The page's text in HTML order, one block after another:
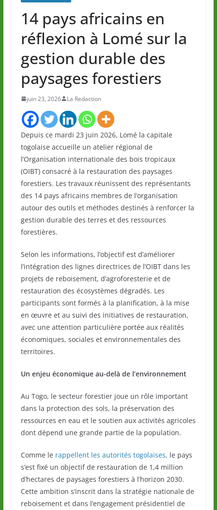
14 pays africains en
réflexion à Lomé sur la
gestion durable des
paysages forestiers
juin 23, 2026 La Redaction
Depuis ce mardi 23 juin 2026, Lomé la capitale
togolaise accueille un atelier régional de
l’Organisation internationale des bois tropicaux
(OIBT) consacré à la restauration des paysages
forestiers. Les travaux réunissent des représentants
des 14 pays africains membres de l’organisation
autour des outils et méthodes destinés à renforcer la
gestion durable des terres et des ressources
forestières.
Selon les informations, l’objectif est d’améliorer
l’intégration des lignes directrices de l’OIBT dans les
projets de reboisement, d’agroforesterie et de
restauration des écosystèmes dégradés. Les
participants sont formés à la planification, à la mise
en œuvre et au suivi des initiatives de restauration,
avec une attention particulière portée aux réalités
économiques, sociales et environnementales des
territoires.
Un enjeu économique au-delà de l’environnement
Au Togo, le secteur forestier joue un rôle important
dans la protection des sols, la préservation des
ressources en eau et le soutien aux activités agricoles
dont dépend une grande partie de la population.
Comme le rappellent les autorités togolaises, le pays
s’est fixé un objectif de restauration de 1,4 million
d’hectares de paysages forestiers à l’horizon 2030.
Cette ambition s’inscrit dans la stratégie nationale de
reboisement et dans l’engagement présidentiel de